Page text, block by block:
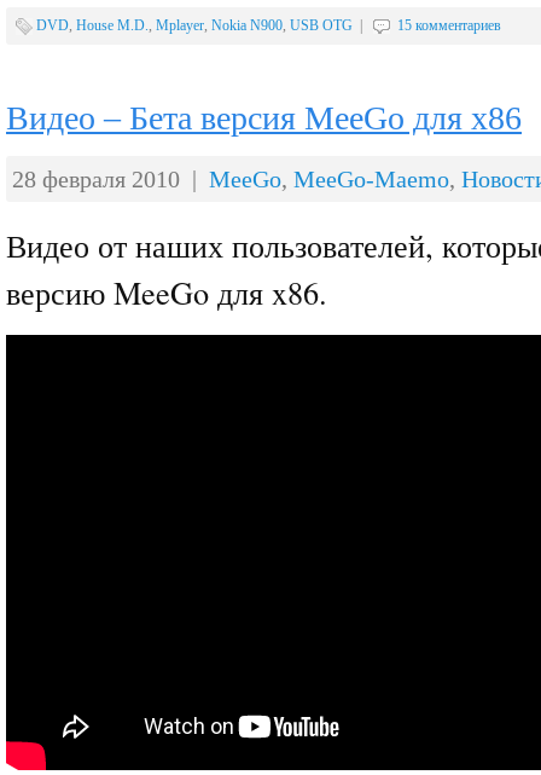
DVD, House M.D., Mplayer, Nokia N900, USB OTG 15 комментариев
Видео – Бета версия MeeGo для x86
28 февраля 2010 | MeeGo, MeeGo-Maemo,
Видео от наших пользователей,
версию MeeGo для x86.